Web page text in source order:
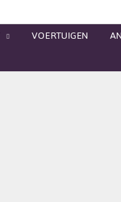
VOERTUIGEN